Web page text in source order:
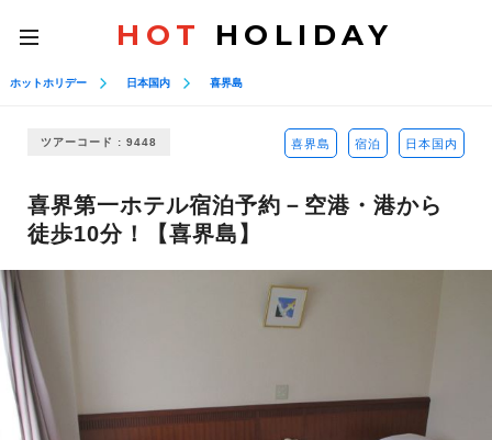
toggle
navigation
HOT HOLIDAY
ホットホリデー 日本国内 喜界島
ツアーコード : 9448 喜界島 宿泊 日本国内
喜界第一ホテル宿泊予約－空港・港から
徒歩10分！【喜界島】